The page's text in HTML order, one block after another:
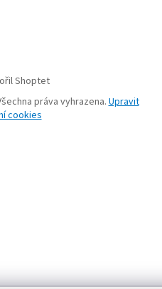
Shoptet
práva vyhrazena. Upravit
cookies